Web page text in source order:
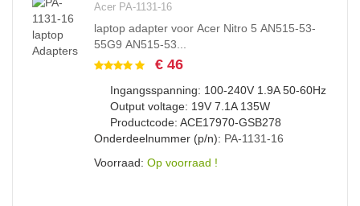
Acer PA-1131-16
laptop adapter voor Acer Nitro 5 AN515-53-
55G9 AN515-53...
€ 46
Ingangsspanning: 100-240V 1.9A 50-60Hz
Output voltage: 19V 7.1A 135W
Productcode: ACE17970-GSB278
Onderdeelnummer (p/n): PA-1131-16
Voorraad: Op voorraad !